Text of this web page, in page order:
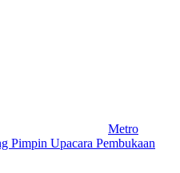
Metro
Pimpin Upacara Pembukaan